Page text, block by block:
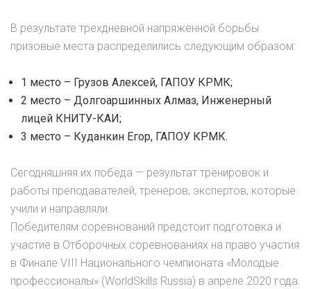
В результате трехдневной напряженной борьбы
призовые места распределились следующим образом:
1 место – Грузов Алексей, ГАПОУ КРМК;
2 место – Долгоаршинных Алмаз, Инженерный
лицей КНИТУ-КАИ;
3 место – Куданкин Егор, ГАПОУ КРМК.
Сегодняшняя их победа — результат тренировок и
работы преподавателей, тренеров, экспертов, которые
учили и направляли.
Победителям соревнований предстоит подготовка и
участие в Отборочных соревнованиях на право участия
в Финале VIII Национального чемпионата «Молодые
профессионалы» (WorldSkills Russia) в апреле 2020 года.